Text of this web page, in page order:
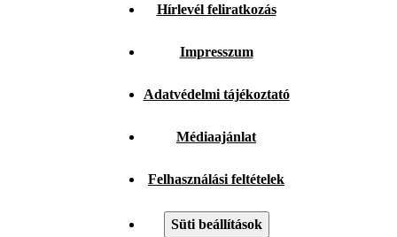
Hírlevél feliratkozás
Impresszum
Adatvédelmi tájékoztató
Médiaajánlat
Felhasználási feltételek
Süti beállítások